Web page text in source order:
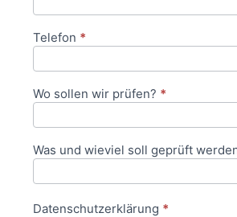
Telefon *
Wo sollen wir prüfen? *
Was und wieviel soll geprüft
Datenschutzerklärung *